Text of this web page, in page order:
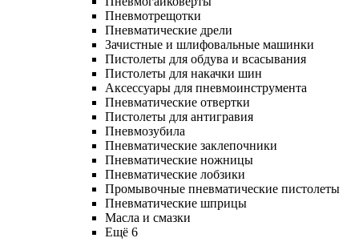
Пневмотрещотки
Пневматические дрели
Зачистные и шлифовальные машинки
Пистолеты для обдува и всасывания
Пистолеты для накачки шин
Аксессуары для пневмоинструмента
Пневматические отвертки
Пистолеты для антигравия
Пневмозубила
Пневматические заклепочники
Пневматические ножницы
Пневматические лобзики
Промывочные пневматические пистолеты
Пневматические шприцы
Масла и смазки
Ещё 6